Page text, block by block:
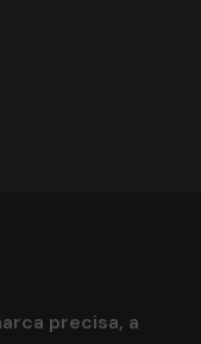
precisa, a
arca precisa, a